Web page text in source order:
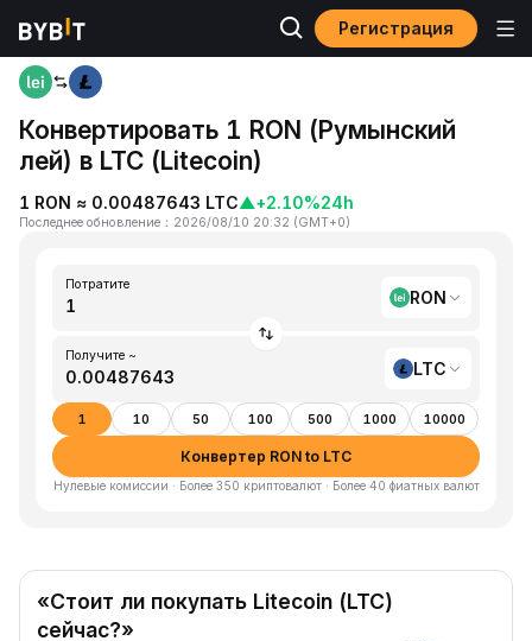
Регистрация
Главная
Конвертировать 1 RON (Румынский
лей) в LTC (Litecoin)
1 RON ≈ 0.00487643 LTC▲+2.10%24h
Последнее обновление ： 2026/08/10 20:32 (GMT+0)
Потратите
RON
Получите ~
LTC
1 10 50 100 500 1000 10000
Конвертер RON to LTC
Нулевые комиссии · Более 350 криптовалют · Более 40 фиатных валют
«Стоит ли покупать Litecoin (LTC)
сейчас?»